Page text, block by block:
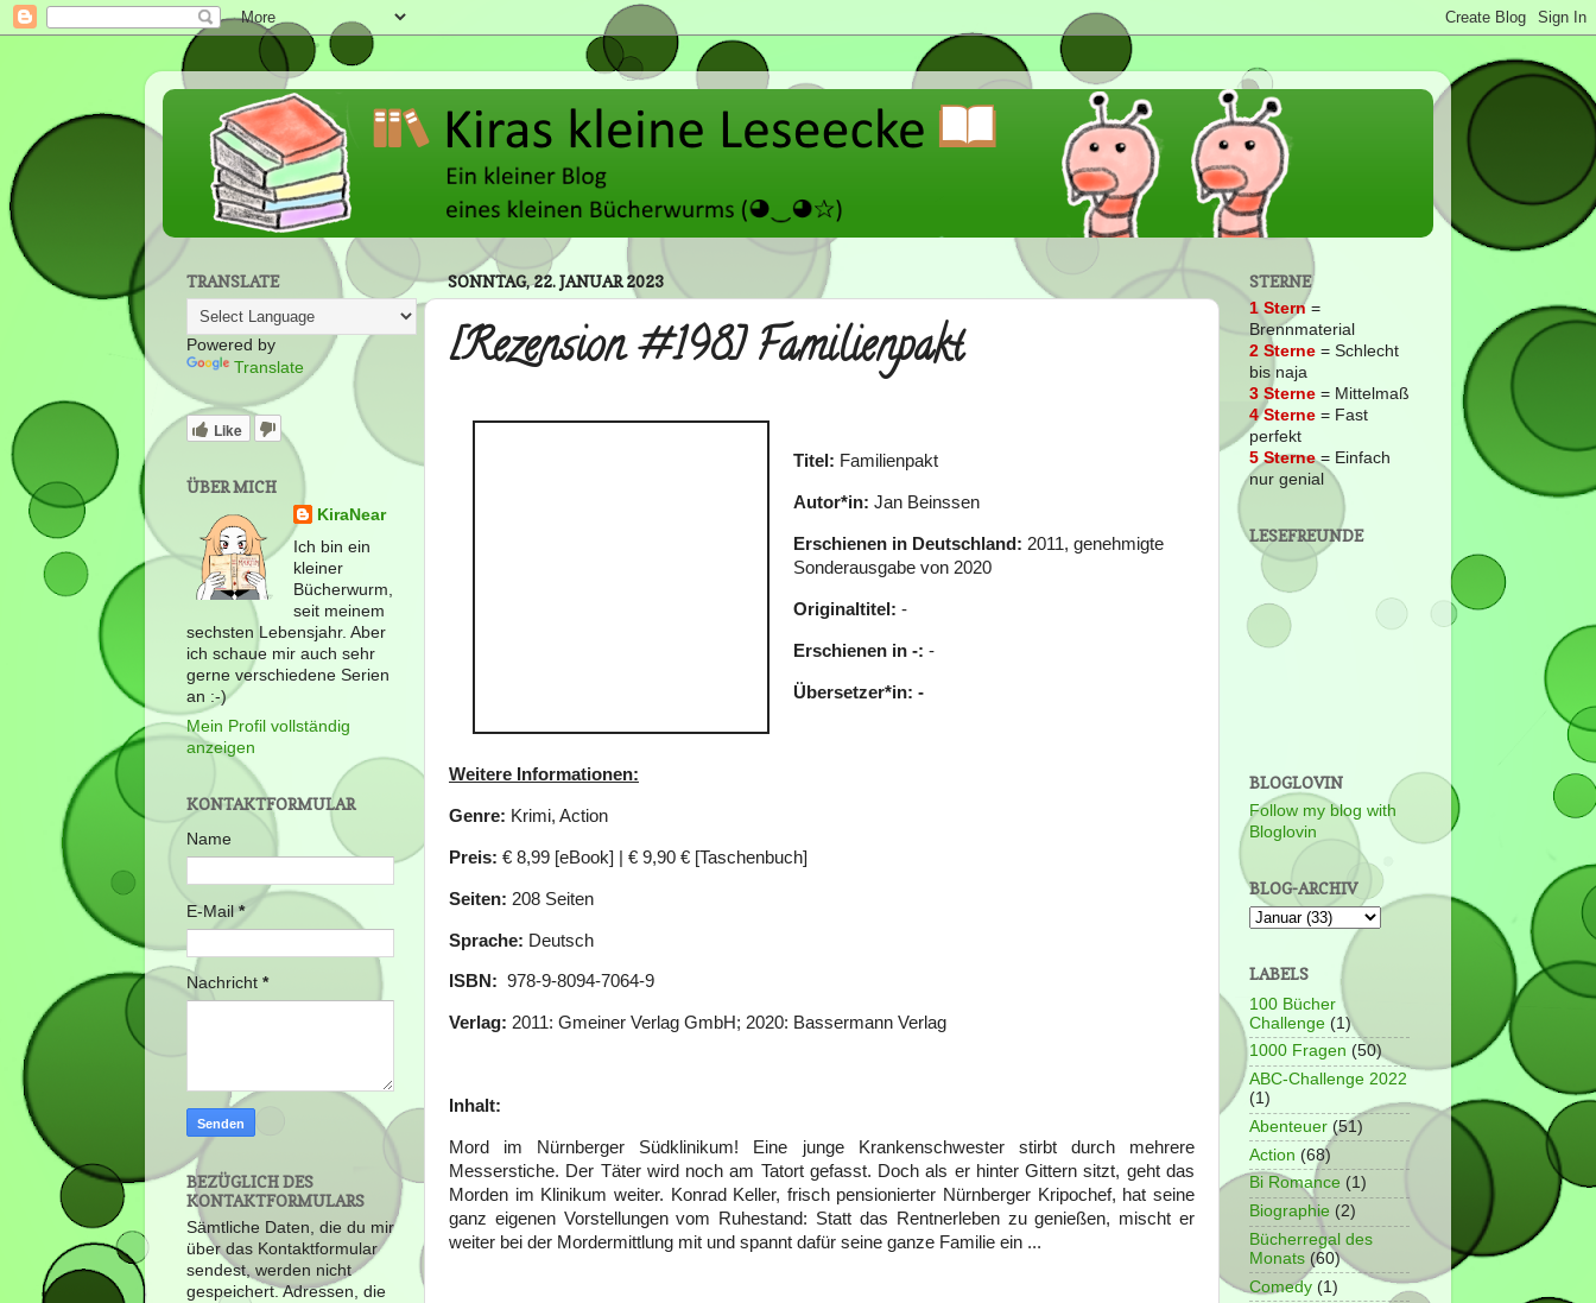
SONNTAG, 22. JANUAR 2023
[Rezension #198] Familienpakt
Titel: Familienpakt
Autor*in: Jan Beinssen
Erschienen in Deutschland: 2011, genehmigte
Sonderausgabe von 2020
Originaltitel: -
Erschienen in -: -
Übersetzer*in: -
Weitere Informationen:
Genre: Krimi, Action
Preis: € 8,99 [eBook] | € 9,90 € [Taschenbuch]
Seiten: 208 Seiten
Sprache: Deutsch
ISBN: ‎ 978-9-8094-7064-9
Verlag: 2011: Gmeiner Verlag GmbH; 2020: Bassermann Verlag
Inhalt:
Mord im Nürnberger Südklinikum! Eine junge Krankenschwester stirbt durch mehrere
Messerstiche. Der Täter wird noch am Tatort gefasst. Doch als er hinter Gittern sitzt, geht das
Morden im Klinikum weiter. Konrad Keller, frisch pensionierter Nürnberger Kripochef, hat seine
ganz eigenen Vorstellungen vom Ruhestand: Statt das Rentnerleben zu genießen, mischt er
weiter bei der Mordermittlung mit und spannt dafür seine ganze Familie ein ...
TRANSLATE
Powered by
Translate
Like
ÜBER MICH
KiraNear
Ich bin ein
kleiner
Bücherwurm,
seit meinem
sechsten Lebensjahr. Aber
ich schaue mir auch sehr
gerne verschiedene Serien
an :-)
Mein Profil vollständig
anzeigen
KONTAKTFORMULAR
Name
E-Mail *
Nachricht *
BEZÜGLICH DES
KONTAKTFORMULARS
Sämtliche Daten, die du mir
über das Kontaktformular
sendest, werden nicht
gespeichert. Adressen, die
STERNE
1 Stern =
Brennmaterial
2 Sterne = Schlecht
bis naja
3 Sterne = Mittelmaß
4 Sterne = Fast
perfekt
5 Sterne= Einfach
nur genial
LESEFREUNDE
BLOGLOVIN
Follow my blog with
Bloglovin
BLOG-ARCHIV
LABELS
100 Bücher
Challenge (1)
1000 Fragen (50)
ABC-Challenge 2022
(1)
Abenteuer (51)
Action (68)
Bi Romance (1)
Biographie (2)
Bücherregal des
Monats (60)
Comedy (1)